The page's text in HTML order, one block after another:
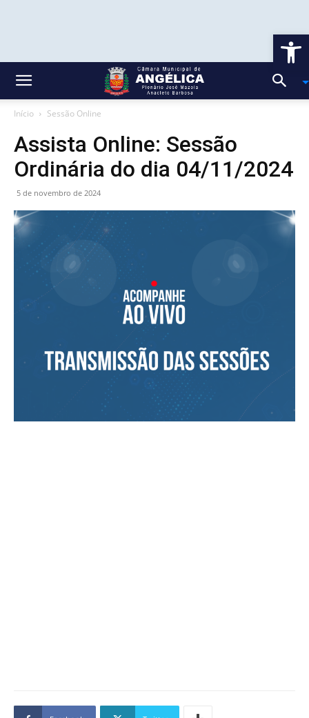
Início Sessão Online
Assista Online: Sessão
Ordinária do dia 04/11/2024
5 de novembro de 2024